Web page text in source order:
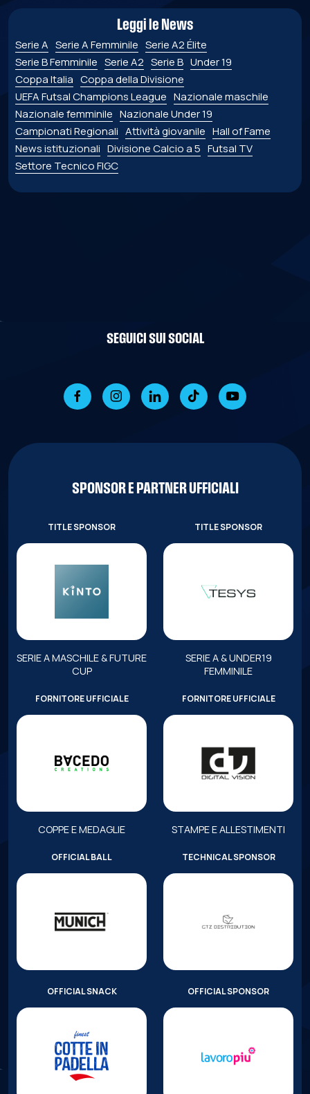
Leggi le News
Serie A Serie A Femminile Serie A2 Élite
Serie B Femminile Serie A2 Serie B Under 19
Coppa Italia Coppa della Divisione
UEFA Futsal Champions League Nazionale maschile
Nazionale femminile Nazionale Under 19
Campionati Regionali Attività giovanile Hall of Fame
News istituzionali Divisione Calcio a 5 Futsal TV
Settore Tecnico FIGC
SEGUICI SUI SOCIAL
SPONSOR E PARTNER UFFICIALI
TITLE SPONSOR
SERIE A MASCHILE & FUTURE
CUP
TITLE SPONSOR
SERIE A & UNDER19
FEMMINILE
FORNITORE UFFICIALE
COPPE E MEDAGLIE
FORNITORE UFFICIALE
STAMPE E ALLESTIMENTI
OFFICIAL BALL TECHNICAL SPONSOR
OFFICIAL SNACK OFFICIAL SPONSOR